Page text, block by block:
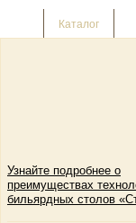
Каталог
Узнайте подробнее о
преимуществах
бильярдных столов